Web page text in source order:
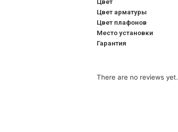
Цвет
Цвет арматуры
Цвет плафонов
Место установки
Гарантия
There are no reviews yet.